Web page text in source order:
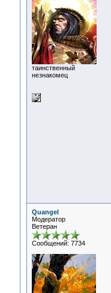
таинственный
незнакомец
Quangel
Модератор
Ветеран
Сообщений: 7734